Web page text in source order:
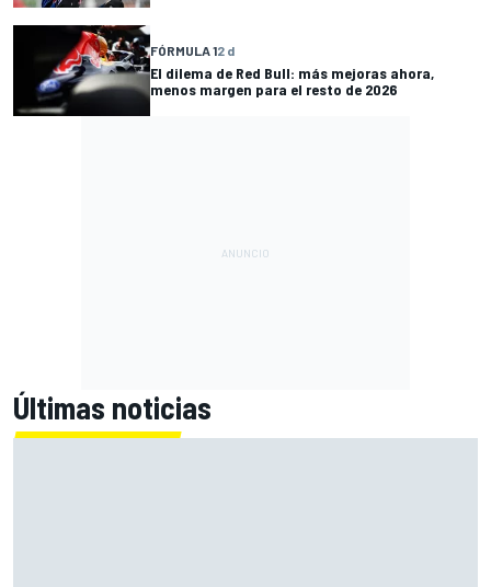
FÓRMULA 12 d
El dilema de Red Bull: más mejoras ahora,
menos margen para el resto de 2026
Últimas noticias